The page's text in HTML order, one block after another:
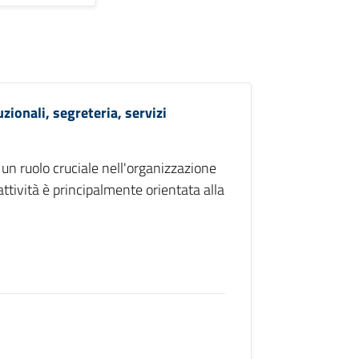
segreteria, servizi
ruolo cruciale nell'organizzazione
è principalmente orientata alla